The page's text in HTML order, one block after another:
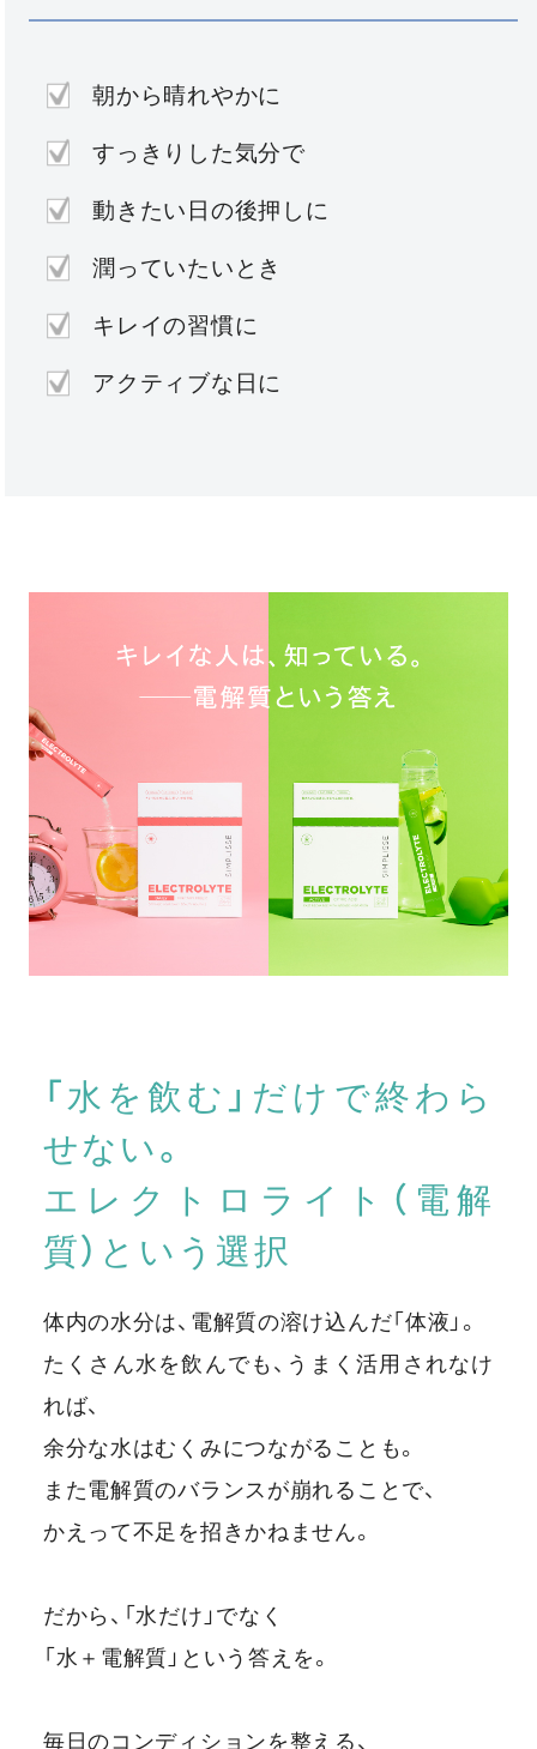
朝から晴れやかに
すっきりした気分で
動きたい日の後押しに
潤っていたいとき
キレイの習慣に
アクティブな日に
「水を飲む」だけで終わら
せない。
エレクトロライト（電解
質）という選択
体内の水分は、電解質の溶け込んだ「体液」。
たくさん水を飲んでも、うまく活用されなけ
れば、
余分な水はむくみにつながることも。
また電解質のバランスが崩れることで、
かえって不足を招きかねません。
だから、「水だけ」でなく
「水＋電解質」という答えを。
毎日のコンディションを整える、